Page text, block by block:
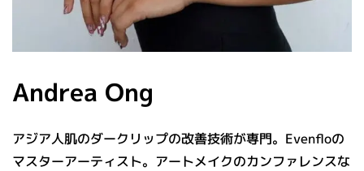
Andrea Ong
アジア人肌のダークリップの改善技術が専門。Evenfloの
マスターアーティスト。アートメイクのカンファレンスな